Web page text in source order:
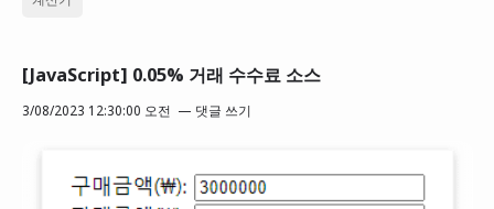
[JavaScript] 0.05% 거래 수수료 소스
3/08/2023 12:30:00 오전 댓글 쓰기